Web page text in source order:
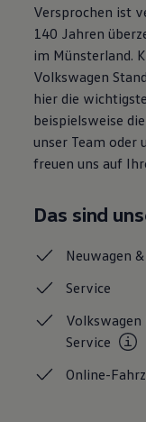
Digitale
Magazin
Familie
Versprochen ist
140 Jahren
im Münsterland.
Volkswagen
hier die
beispielsweise
unser Team oder
freuen uns auf
Das sind
Neuwagen
Service
Service
Online-